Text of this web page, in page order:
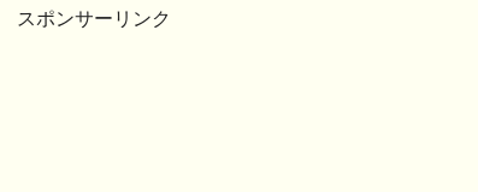
スポンサーリンク